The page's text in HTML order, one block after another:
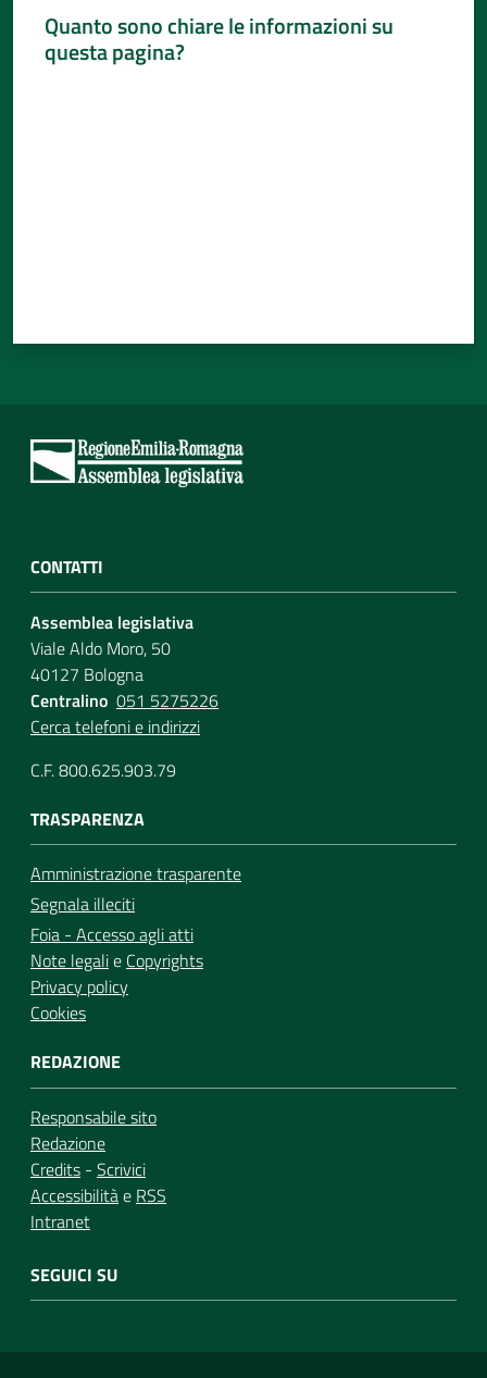
Quanto sono chiare le informazioni su
questa pagina?
CONTATTI
Assemblea legislativa
Viale Aldo Moro, 50
40127 Bologna
Centralino 051 5275226
Cerca telefoni e indirizzi
C.F. 800.625.903.79
TRASPARENZA
Amministrazione trasparente
Segnala illeciti
Foia - Accesso agli atti
Note legalie Copyrights
Privacy policy
Cookies
REDAZIONE
Responsabile sito
Redazione
Credits - Scrivici
Accessibilitàe RSS
Intranet
SEGUICI SU